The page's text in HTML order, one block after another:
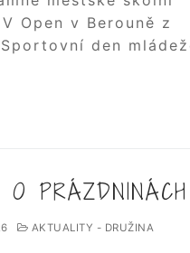
Open v Berouně z
den
O PRÁZDNINÁCH
AKTUALITY - DRUŽINA